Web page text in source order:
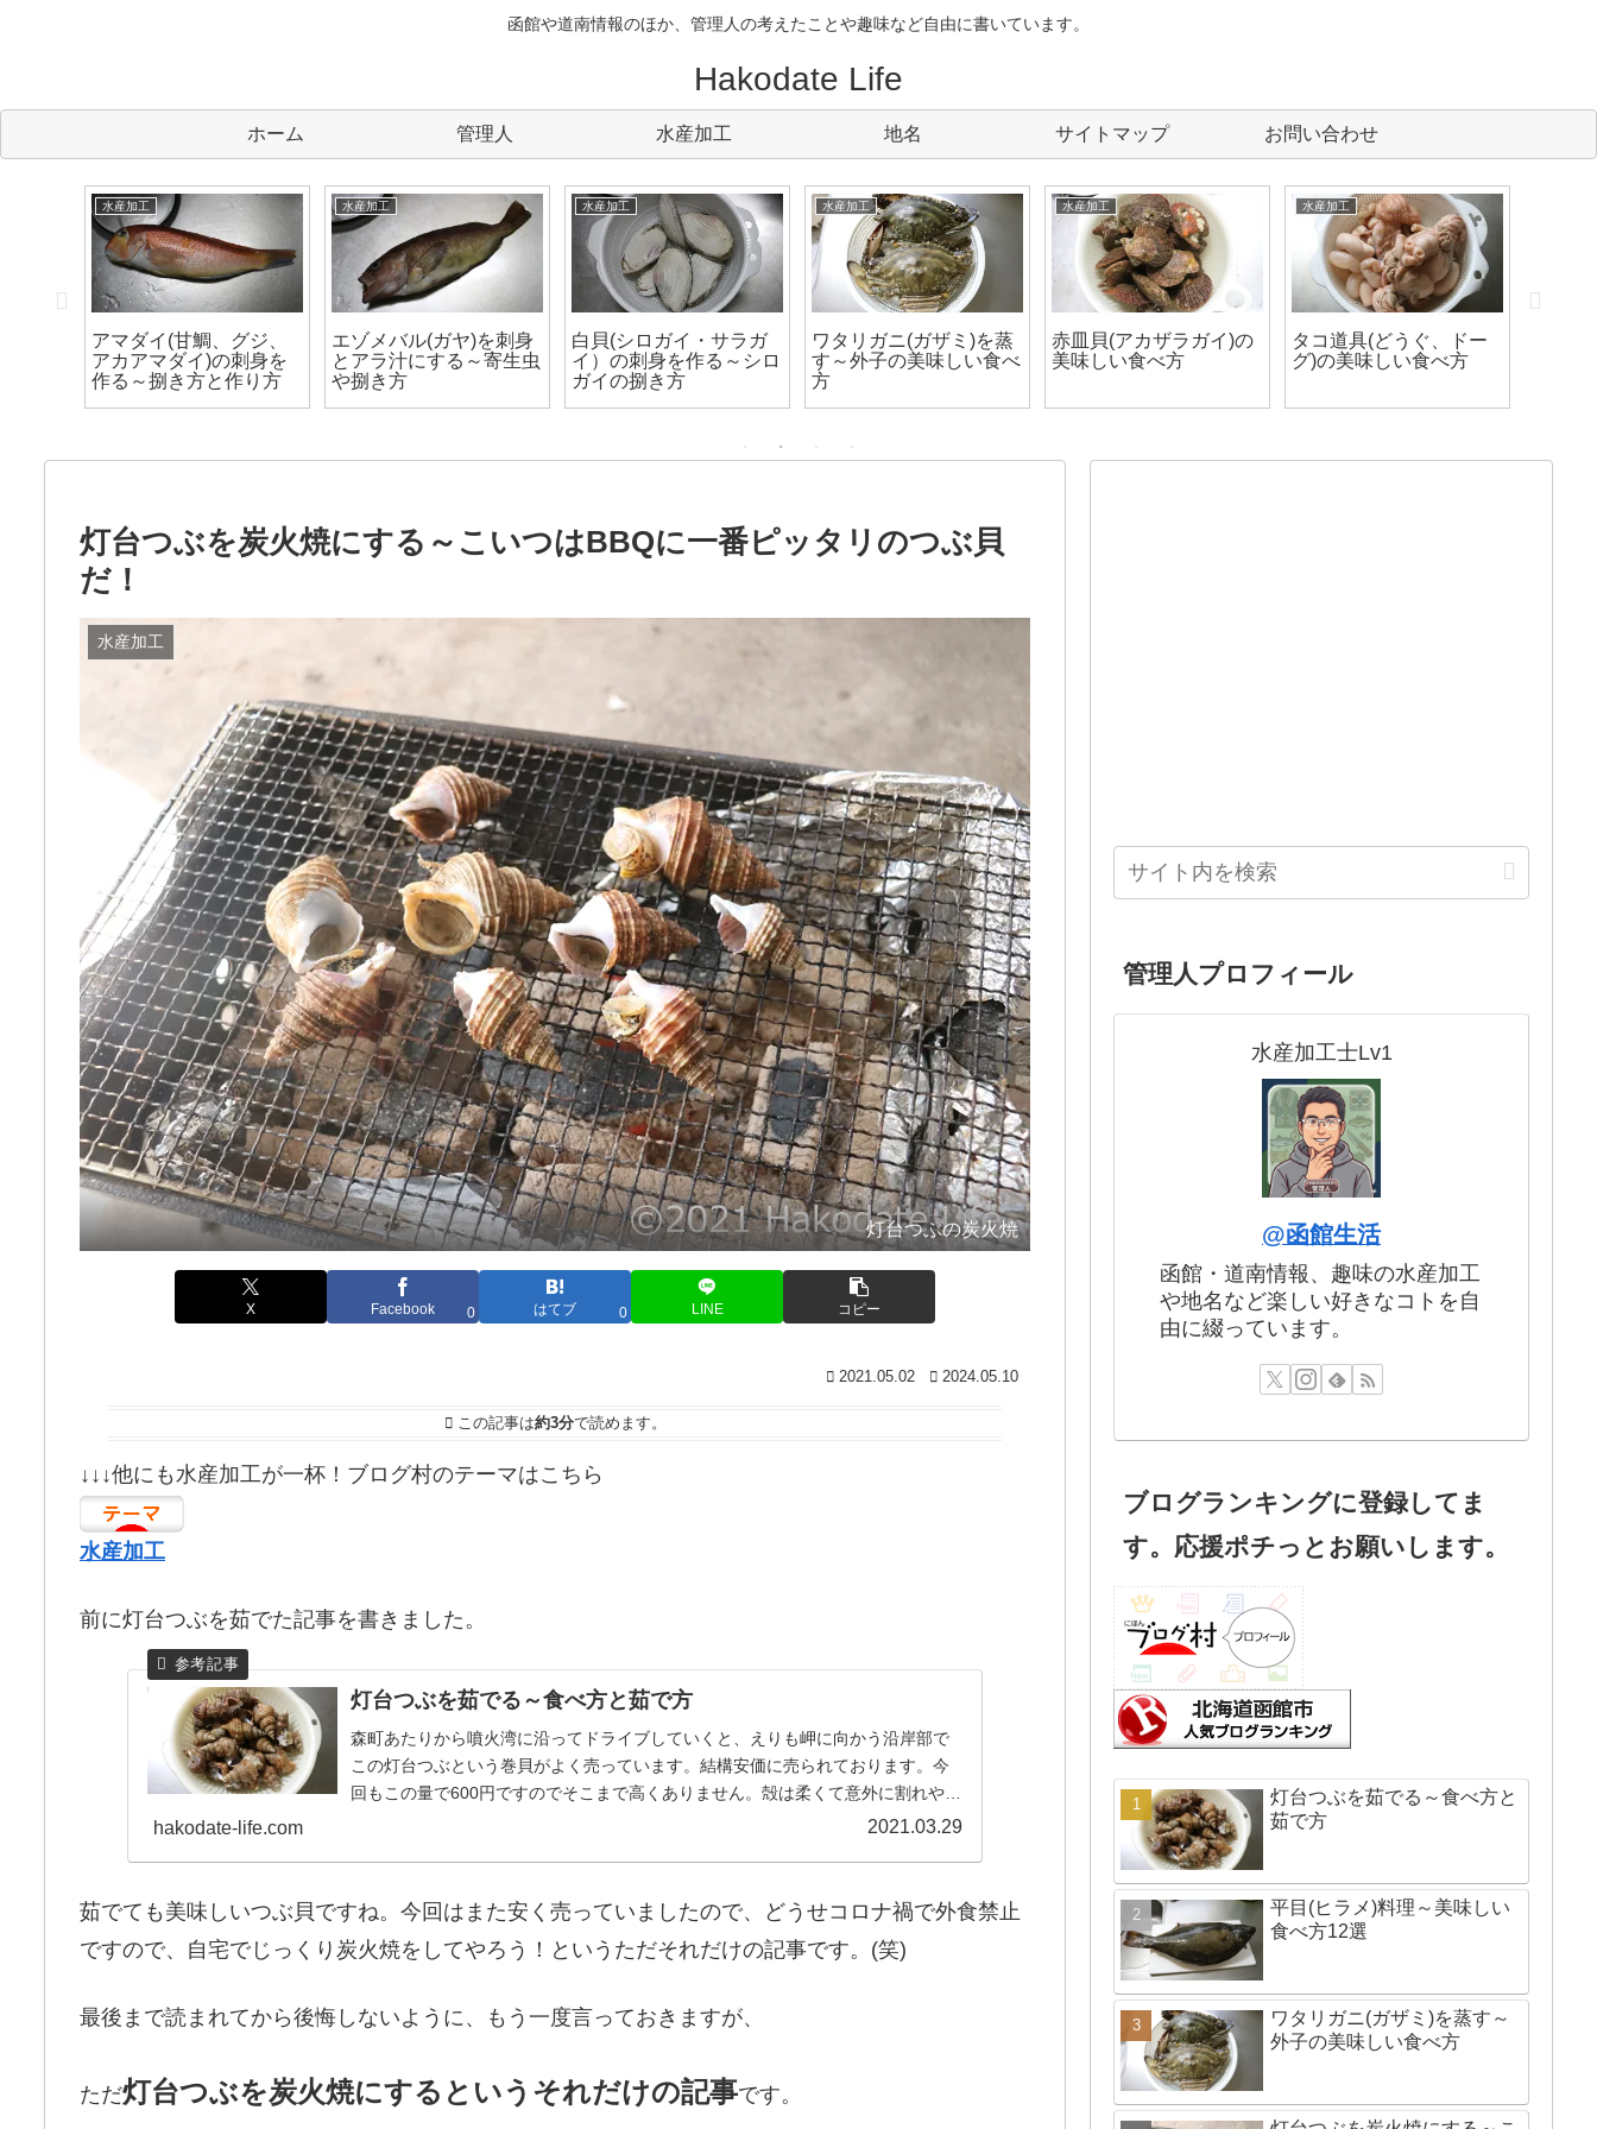
函館や道南情報のほか、管理人の考えたことや趣味など自由に書いています。
Hakodate Life
ホーム 管理人 水産加工 地名 サイトマップ お問い合わせ
水産加工
アマダイ(甘鯛、グジ、
アカアマダイ)の刺身を
作る～捌き方と作り方
水産加工
エゾメバル(ガヤ)を刺身
とアラ汁にする～寄生虫
や捌き方
水産加工
白貝(シロガイ・サラガ
イ）の刺身を作る～シロ
ガイの捌き方
水産加工
ワタリガニ(ガザミ)を蒸
す～外子の美味しい食べ
方
水産加工
赤皿貝(アカザラガイ)の
美味しい食べ方
水産加工
タコ道具(どうぐ、ドー
グ)の美味しい食べ方
灯台つぶを炭火焼にする～こいつはBBQに一番ピッタリのつぶ貝
だ！
水産加工
灯台つぶの炭火焼
X Facebook 0 はてブ 0 LINE コピー
2021.05.02 2024.05.10
この記事は約3分で読めます。
↓↓↓他にも水産加工が一杯！ブログ村のテーマはこちら
水産加工
前に灯台つぶを茹でた記事を書きました。
灯台つぶを茹でる～食べ方と茹で方
森町あたりから噴火湾に沿ってドライブしていくと、えりも岬に向かう沿岸部で
この灯台つぶという巻貝がよく売っています。結構安価に売られております。今
回もこの量で600円ですのでそこまで高くありません。殻は柔くて意外に割れやす
hakodate-life.com 2021.03.29
茹でても美味しいつぶ貝ですね。今回はまた安く売っていましたので、どうせコロナ禍で外食禁止
ですので、自宅でじっくり炭火焼をしてやろう！というただそれだけの記事です。(笑)
最後まで読まれてから後悔しないように、もう一度言っておきますが、
ただ灯台つぶを炭火焼にするというそれだけの記事です。
管理人プロフィール
水産加工士Lv1
@函館生活
函館・道南情報、趣味の水産加工
や地名など楽しい好きなコトを自
由に綴っています。
ブログランキングに登録してま
す。応援ポチっとお願いします。
灯台つぶを茹でる～食べ方と
茹で方
平目(ヒラメ)料理～美味しい
食べ方12選
ワタリガニ(ガザミ)を蒸す～
外子の美味しい食べ方